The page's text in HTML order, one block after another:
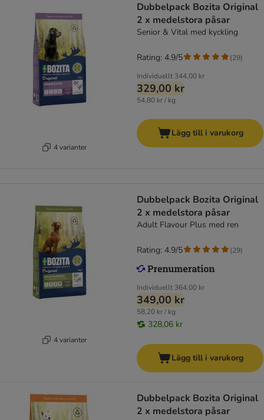
4 varianter
Dubbelpack Bozita Original
2 x medelstora påsar
Senior & Vital med kyckling
Individuellt 344,00 kr
329,00 kr
54,80 kr / kg
Rating: 4.9/5 (29)
Lägg till i varukorg
4 varianter
Dubbelpack Bozita Original
2 x medelstora påsar
Adult Flavour Plus med ren
Individuellt 364,00 kr
349,00 kr
58,20 kr / kg
328,06 kr
Rating: 4.9/5 (29)
Lägg till i varukorg
Dubbelpack Bozita Original
2 x medelstora påsar